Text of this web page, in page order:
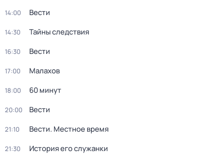
14:00 Вести
14:30 Тайны следствия
16:30 Вести
17:00 Малахов
18:00 60 минут
20:00 Вести
21:10 Вести. Местное время
21:30 История его служанки